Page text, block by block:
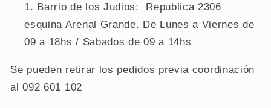
Barrio de los Judios: Republica 2306
esquina Arenal Grande. De Lunes a Viernes de
09 a 18hs / Sabados de 09 a 14hs
Se pueden retirar los pedidos previa coordinación
al 092 601 102